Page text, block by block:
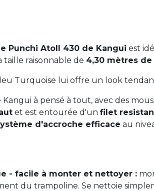
Punchi Atoll 430 de Kangui est
taille raisonnable de 4,30 mètres
Turquoise lui offre un look
à pensé à tout, avec des
et est entourée d'un filet
d'accroche efficace au
- facile à monter et nettoyer :
du trampoline. Se nettoie